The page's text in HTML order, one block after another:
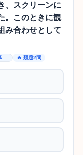
、スクリーンに
。このときに観
み合わせとして
— 🔥 類題2問